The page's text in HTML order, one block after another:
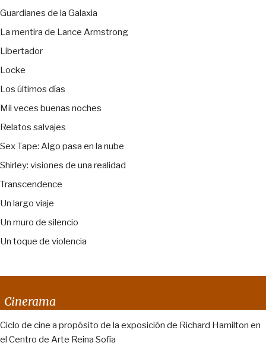
Guardianes de la Galaxia
La mentira de Lance Armstrong
Libertador
Locke
Los últimos días
Mil veces buenas noches
Relatos salvajes
Sex Tape: Algo pasa en la nube
Shirley: visiones de una realidad
Transcendence
Un largo viaje
Un muro de silencio
Un toque de violencia
Cinerama
Ciclo de cine a propósito de la exposición de Richard Hamilton en
el Centro de Arte Reina Sofía